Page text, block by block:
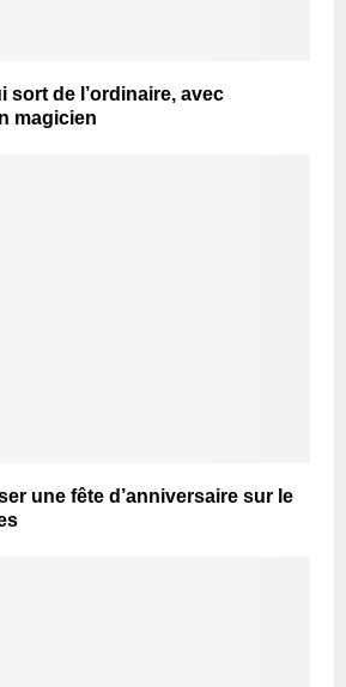
sort de l’ordinaire, avec
magicien
une fête d’anniversaire sur le